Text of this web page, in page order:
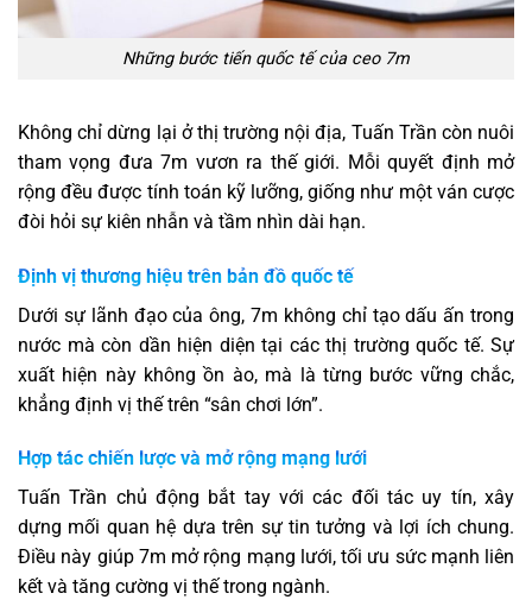
Những bước tiến quốc tế của ceo 7m
Không chỉ dừng lại ở thị trường nội địa, Tuấn Trần còn nuôi
tham vọng đưa 7m vươn ra thế giới. Mỗi quyết định mở
rộng đều được tính toán kỹ lưỡng, giống như một ván cược
đòi hỏi sự kiên nhẫn và tầm nhìn dài hạn.
Định vị thương hiệu trên bản đồ quốc tế
Dưới sự lãnh đạo của ông, 7m không chỉ tạo dấu ấn trong
nước mà còn dần hiện diện tại các thị trường quốc tế. Sự
xuất hiện này không ồn ào, mà là từng bước vững chắc,
khẳng định vị thế trên “sân chơi lớn”.
Hợp tác chiến lược và mở rộng mạng lưới
Tuấn Trần chủ động bắt tay với các đối tác uy tín, xây
dựng mối quan hệ dựa trên sự tin tưởng và lợi ích chung.
Điều này giúp 7m mở rộng mạng lưới, tối ưu sức mạnh liên
kết và tăng cường vị thế trong ngành.